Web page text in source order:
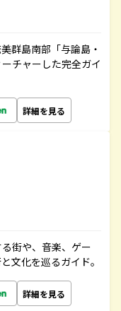
群島南部「与論島・
チャーした完全ガイ
詳細を見る
街や、音楽、ゲー
文化を巡るガイド。
詳細を見る